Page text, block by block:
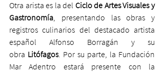
Otra arista es la del Ciclo de Artes Visuales y
Gastronomía, presentando las obras y
registros culinarios del destacado artista
español Alfonso Borragán y su
obra Litófagos. Por su parte, la Fundación
Mar Adentro estará presente con la